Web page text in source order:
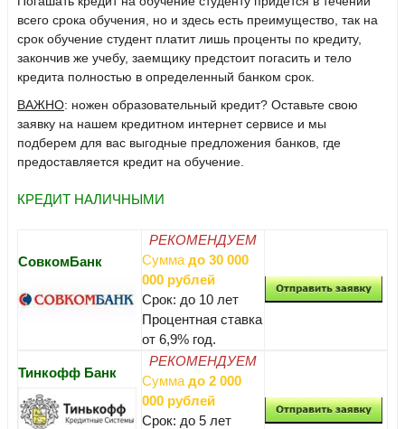
всего срока обучения, но и здесь есть преимущество, так на
срок обучение студент платит лишь проценты по кредиту,
закончив же учебу, заемщику предстоит погасить и тело
кредита полностью в определенный банком срок.
ВАЖНО: ножен образовательный кредит? Оставьте свою
заявку на нашем кредитном интернет сервисе и мы
подберем для вас выгодные предложения банков, где
предоставляется кредит на обучение.
КРЕДИТ НАЛИЧНЫМИ
СовкомБанк
РЕКОМЕНДУЕМ
Сумма до 30 000
000 рублей
Срок: до 10 лет
Процентная ставка
от 6,9% год.
Тинкофф Банк
РЕКОМЕНДУЕМ
Сумма до 2 000
000 рублей
Срок: до 5 лет